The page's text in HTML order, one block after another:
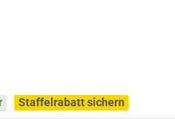
Staffelrabatt sichern